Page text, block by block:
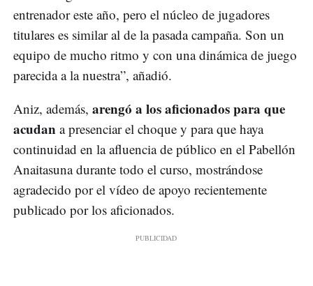
entrenador este año, pero el núcleo de jugadores
titulares es similar al de la pasada campaña. Son un
equipo de mucho ritmo y con una dinámica de juego
parecida a la nuestra”, añadió.
Aniz, además, arengó a los aficionados para que
acudan a presenciar el choque y para que haya
continuidad en la afluencia de público en el Pabellón
Anaitasuna durante todo el curso, mostrándose
agradecido por el vídeo de apoyo recientemente
publicado por los aficionados.